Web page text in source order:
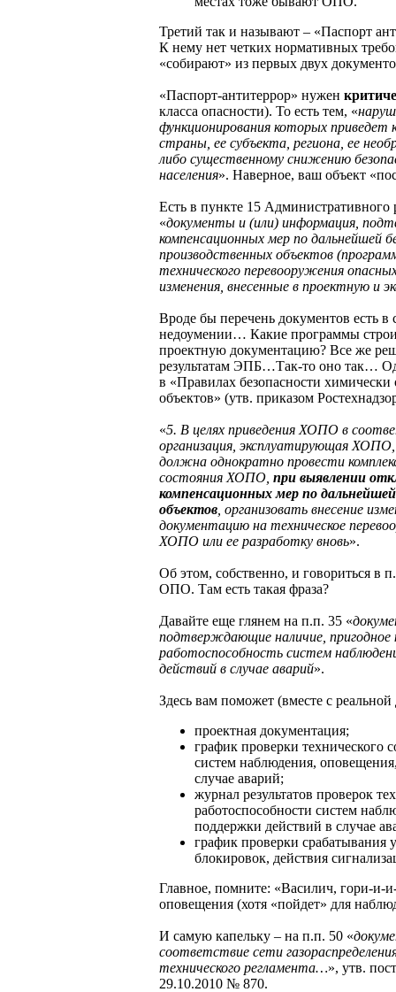
Третий так и называют – «Паспорт
К нему нет четких нормативных
«собирают» из первых двух
«Паспорт-антитеррор» нужен
класса опасности). То есть тем, «
функционирования которых приведет
страны, ее субъекта, региона, ее
либо существенному снижению
населения». Наверное, ваш объект
Есть в пункте 15 Административного
«документы и (или) информация,
компенсационных мер по дальнейшей
производственных объектов
технического перевооружения
изменения, внесенные в проектную и
Вроде бы перечень документов есть
недоумении… Какие программы
проектную документацию? Все же
результатам ЭПБ…Так-то оно так…
в «Правилах безопасности
объектов» (утв. приказом
«5. В целях приведения ХОПО в
организация, эксплуатирующая ХОПО,
должна однократно провести
состояния ХОПО, при выявлении
компенсационных мер по
объектов , организовать внесение
документацию на техническое
ХОПО или ее разработку вновь».
Об этом, собственно, и говориться
ОПО. Там есть такая фраза?
Давайте еще глянем на п.п. 35 «
подтверждающие наличие, пригодное
работоспособность систем
действий в случае аварий».
Здесь вам поможет (вместе с
проектная документация;
график проверки технического
систем наблюдения,
случае аварий;
журнал результатов проверок
работоспособности систем
поддержки действий в случае
график проверки срабатывания
блокировок, действия
Главное, помните: «Василич, гори-и-
оповещения (хотя «пойдет» для
И самую капельку – на п.п. 50 «
соответствие сети
технического регламента…», утв.
29.10.2010 № 870.